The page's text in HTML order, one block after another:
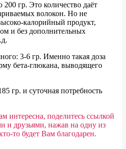
200 гр. Это количество даёт
волокон. Но не
калорийный продукт,
и без дополнительных
3-6 гр. Именно такая доза
бета-глюкана, выводящего
гр. и суточная потребность
интересна, поделитесь ссылкой
и друзьями, нажав на одну из
то будет Вам благодарен.